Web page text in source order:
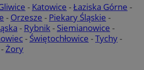
- Katowice -Łaziska Górne -
- Orzesze - Piekary Śląskie -
- Rybnik - Siemianowice -
- Świętochłowice -Tychy-
- Żory
mojetychy.pl 1 rok
mojetychy.pl 1 rok